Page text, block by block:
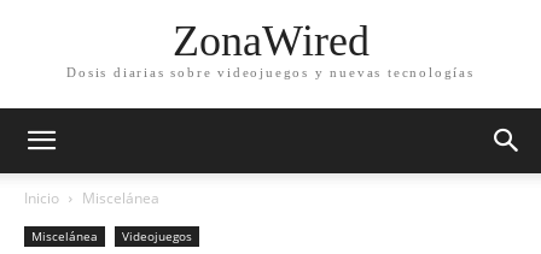
ZonaWired
Dosis diarias sobre videojuegos y nuevas tecnologías
Inicio Miscelánea
Miscelánea Videojuegos